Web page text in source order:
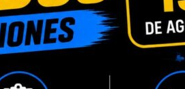
Blister Personalizado,Caja